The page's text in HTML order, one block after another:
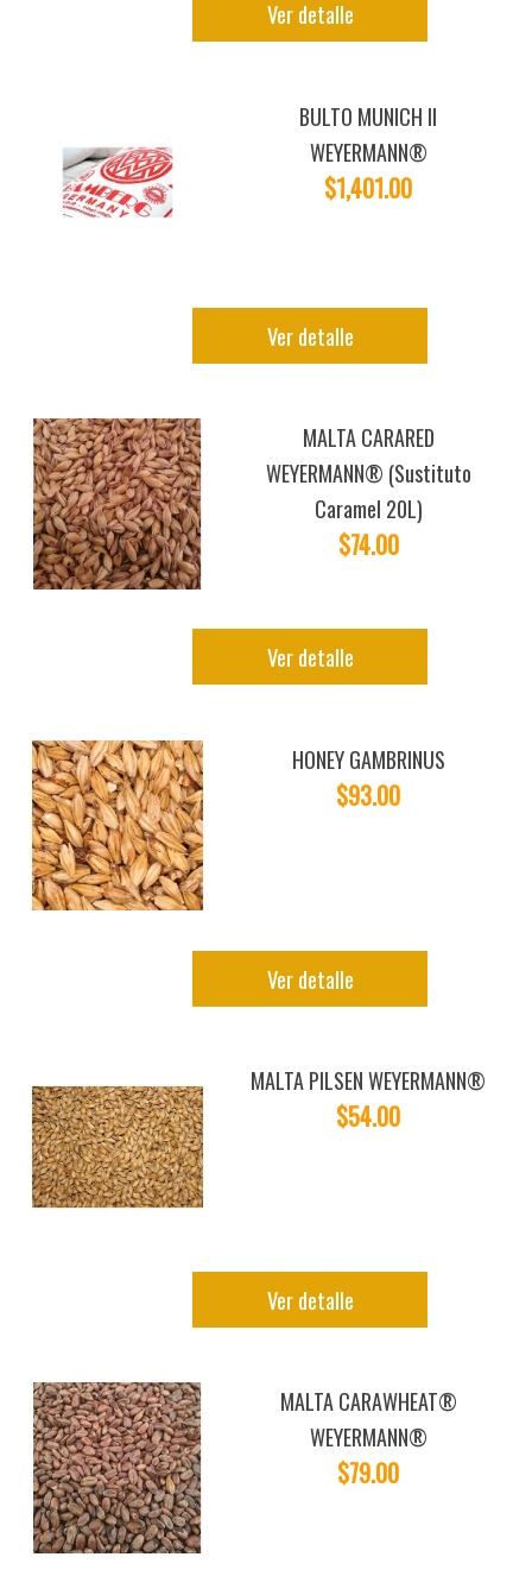
Ver detalle
BULTO MUNICH II
WEYERMANN®
$1,401.00
Ver detalle
MALTA CARARED
WEYERMANN® (Sustituto
Caramel 20L)
$74.00
Ver detalle
HONEY GAMBRINUS
$93.00
Ver detalle
MALTA PILSEN WEYERMANN®
$54.00
Ver detalle
MALTA CARAWHEAT®
WEYERMANN®
$79.00